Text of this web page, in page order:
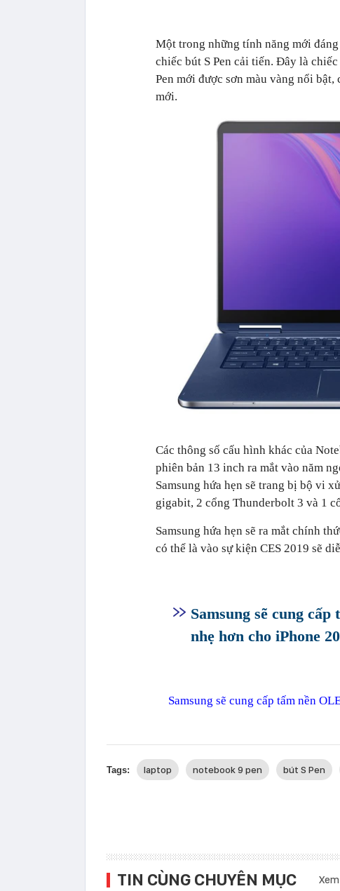
Một trong những tính năng mới
chiếc bút S Pen cải tiến. Đây là
Pen mới được sơn màu vàng nổi
mới.
Các thông số cấu hình khác của
phiên bản 13 inch ra mắt vào năm
Samsung hứa hẹn sẽ trang bị bộ vi
gigabit, 2 cổng Thunderbolt 3 và 1
Samsung hứa hẹn sẽ ra mắt chính
có thể là vào sự kiện CES 2019 sẽ
Samsung sẽ cung
nhẹ hơn cho iPhone
Samsung sẽ cung cấp tấm nền
Tags: laptop notebook 9 pen bút S Pen
TIN CÙNG CHUYÊN MỤC